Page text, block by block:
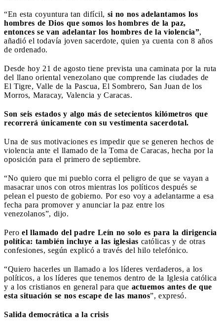
“En esta coyuntura tan difícil, si no nos adelantamos los
hombres de Dios que somos los hombres de la paz,
entonces se van adelantar los hombres de la violencia”,
añadió el todavía joven sacerdote, quien ya cuenta con 8 años
de ordenado.
Desde hoy 21 de agosto tiene prevista una caminata por la ruta
del llano oriental venezolano que comprende las ciudades de
El Tigre, Valle de la Pascua, El Sombrero, San Juan de los
Morros, Maracay, Valencia y Caracas.
Son seis estados y algo más de setecientos kilómetros que
recorrerá únicamente con su vestimenta sacerdotal.
Una de sus motivaciones es impedir que se generen hechos de
violencia ante el llamado de la Toma de Caracas, hecha por la
oposición para el primero de septiembre.
“No quiero que mi pueblo corra el peligro de que se vayan a
masacrar unos con otros mientras los políticos después se
pelean el puesto de gobierno. Por eso voy a adelantarme a esa
fecha para promover y anunciar la paz entre los
venezolanos”, dijo.
Pero el llamado del padre Leín no solo es para la dirigencia
política: también incluye a las iglesias católicas y de otras
confesiones, según explicó a través del hilo telefónico.
“Quiero hacerles un llamado a los líderes verdaderos, a los
políticos, a los líderes que tenemos dentro de la Iglesia católica
y a los cristianos en general para que actuemos antes de que
esta situación se nos escape de las manos”, expresó.
Salida democrática a la crisis